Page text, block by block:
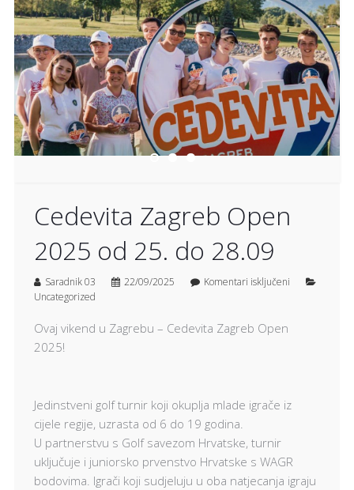
Cedevita Zagreb Open
2025 od 25. do 28.09
Saradnik 03 22/09/2025
Komentari isključeni
Uncategorized
Ovaj vikend u Zagrebu – Cedevita Zagreb Open
2025!
Jedinstveni golf turnir koji okuplja mlade igrače iz
cijele regije, uzrasta od 6 do 19 godina.
U partnerstvu s Golf savezom Hrvatske, turnir
uključuje i juniorsko prvenstvo Hrvatske s WAGR
bodovima. Igrači koji sudjeluju u oba natjecanja igraju